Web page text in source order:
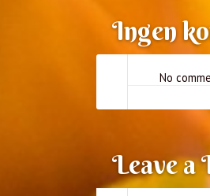
Ingen
No
Leave a